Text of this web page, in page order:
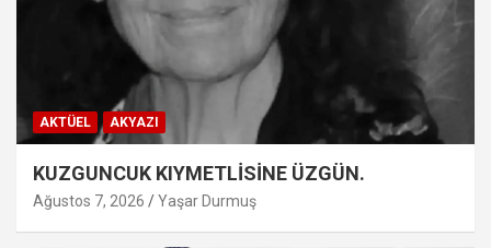
AKTÜEL AKYAZI
KUZGUNCUK KIYMETLİSİNE ÜZGÜN.
Ağustos 7, 2026 Yaşar Durmuş